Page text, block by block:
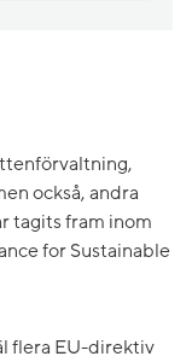
också, andra
tagits fram inom
for Sustainable
flera EU-direktiv